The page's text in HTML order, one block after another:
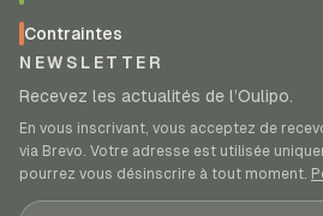
Contraintes
NEWSLETTER
Recevez les actualités de l’Oulipo.
En vous inscrivant, vous acceptez de
via Brevo. Votre adresse est utilisée
pourrez vous désinscrire à tout moment.